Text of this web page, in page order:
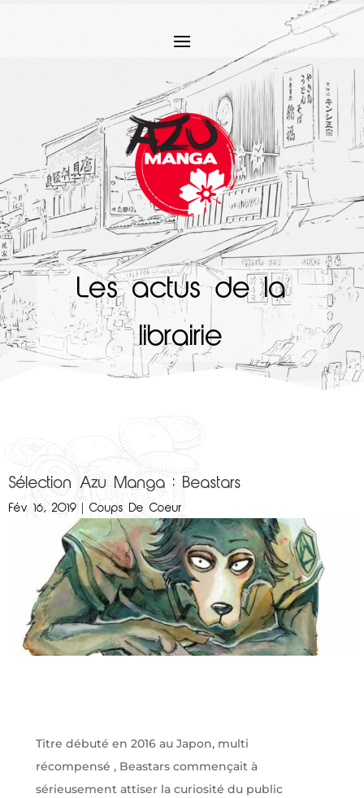
Les actus de la
librairie
Sélection Azu Manga : Beastars
Fév 16, 2019 |Coups De Coeur
Titre débuté en 2016 au Japon, multi
récompensé , Beastars commençait à
sérieusement attiser la curiosité du public